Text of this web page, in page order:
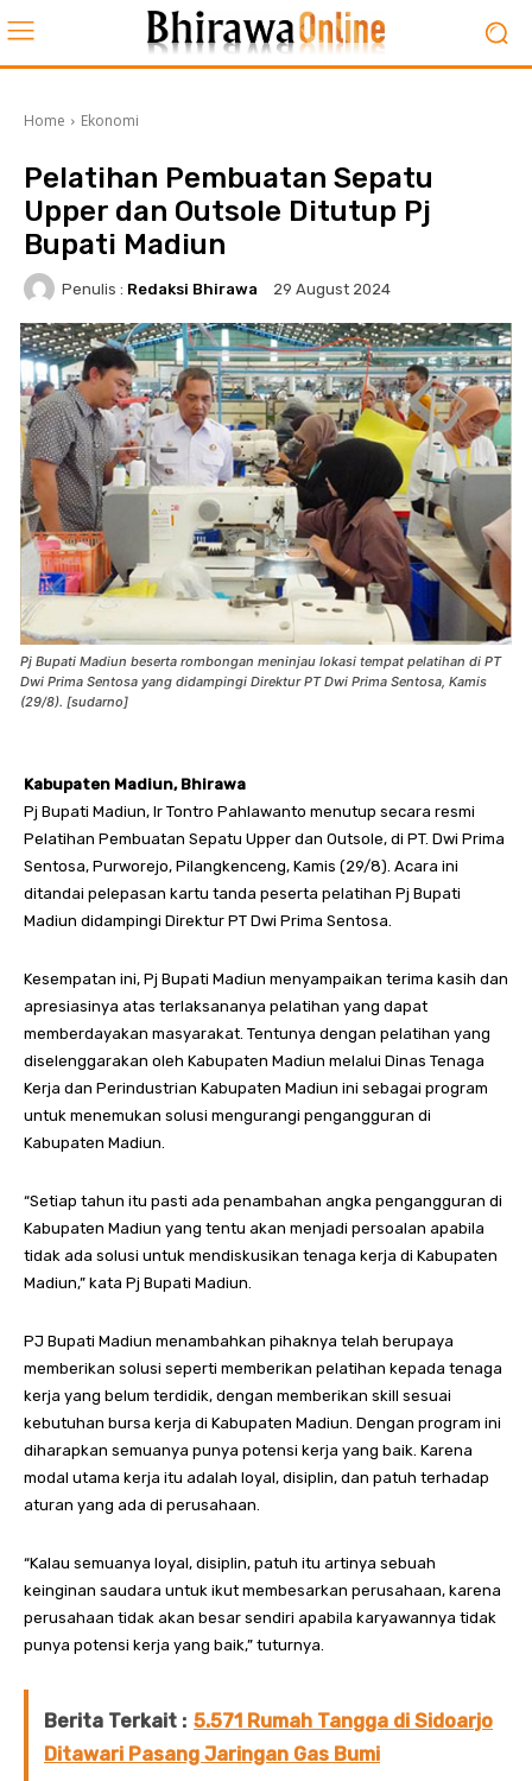
Home Ekonomi
Pelatihan Pembuatan Sepatu
Upper dan Outsole Ditutup Pj
Bupati Madiun
Penulis : Redaksi Bhirawa 29 August 2024
Pj Bupati Madiun beserta rombongan meninjau lokasi tempat pelatihan di PT
Dwi Prima Sentosa yang didampingi Direktur PT Dwi Prima Sentosa, Kamis
(29/8). [sudarno]
Kabupaten Madiun, Bhirawa
Pj Bupati Madiun, Ir Tontro Pahlawanto menutup secara resmi
Pelatihan Pembuatan Sepatu Upper dan Outsole, di PT. Dwi Prima
Sentosa, Purworejo, Pilangkenceng, Kamis (29/8). Acara ini
ditandai pelepasan kartu tanda peserta pelatihan Pj Bupati
Madiun didampingi Direktur PT Dwi Prima Sentosa.
Kesempatan ini, Pj Bupati Madiun menyampaikan terima kasih dan
apresiasinya atas terlaksananya pelatihan yang dapat
memberdayakan masyarakat. Tentunya dengan pelatihan yang
diselenggarakan oleh Kabupaten Madiun melalui Dinas Tenaga
Kerja dan Perindustrian Kabupaten Madiun ini sebagai program
untuk menemukan solusi mengurangi pengangguran di
Kabupaten Madiun.
“Setiap tahun itu pasti ada penambahan angka pengangguran di
Kabupaten Madiun yang tentu akan menjadi persoalan apabila
tidak ada solusi untuk mendiskusikan tenaga kerja di Kabupaten
Madiun,” kata Pj Bupati Madiun.
PJ Bupati Madiun menambahkan pihaknya telah berupaya
memberikan solusi seperti memberikan pelatihan kepada tenaga
kerja yang belum terdidik, dengan memberikan skill sesuai
kebutuhan bursa kerja di Kabupaten Madiun. Dengan program ini
diharapkan semuanya punya potensi kerja yang baik. Karena
modal utama kerja itu adalah loyal, disiplin, dan patuh terhadap
aturan yang ada di perusahaan.
“Kalau semuanya loyal, disiplin, patuh itu artinya sebuah
keinginan saudara untuk ikut membesarkan perusahaan, karena
perusahaan tidak akan besar sendiri apabila karyawannya tidak
punya potensi kerja yang baik,” tuturnya.
Berita Terkait : 5.571 Rumah Tangga di Sidoarjo
Ditawari Pasang Jaringan Gas Bumi